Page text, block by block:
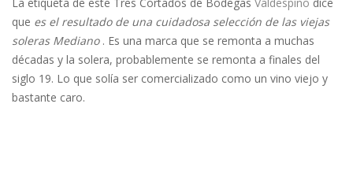
que es el resultado de una cuidadosa selección de las viejas
soleras Mediano. Es una marca que se remonta a muchas
décadas y la solera, probablemente se remonta a finales del
siglo 19. Lo que solía ser comercializado como un vino viejo y
bastante caro.